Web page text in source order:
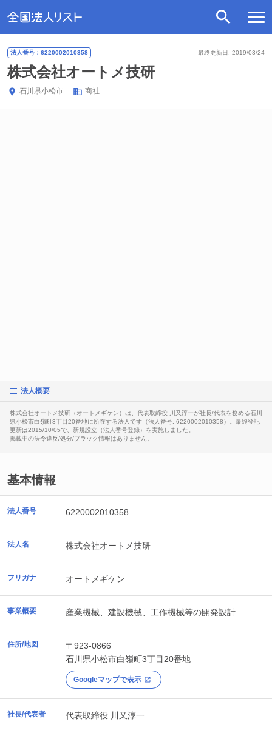
最終更新日: 2019/03/24
法人番号：6220002010358
株式会社オートメ技研
石川県小松市 商社
法人概要
株式会社オートメ技研（オートメギケン）は、代表取締役 川又淳一が社長/代表を務める石川
県小松市白嶺町3丁目20番地に所在する法人です（法人番号: 6220002010358）。最終登記
更新は2015/10/05で、新規設立（法人番号登録）を実施しました。
掲載中の法令違反/処分/ブラック情報はありません。
基本情報
法人番号 6220002010358
法人名 株式会社オートメ技研
フリガナ オートメギケン
事業概要 産業機械、建設機械、工作機械等の開発設計
住所/地図
〒923-0866
石川県小松市白嶺町3丁目20番地
Googleマップで表示
社長/代表者 代表取締役 川又淳一